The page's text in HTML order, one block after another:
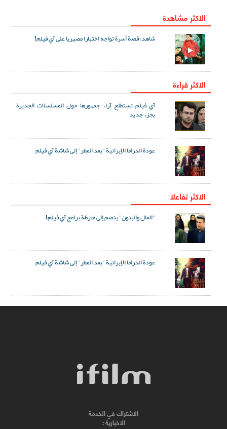
الاكثر مشاهدة
شاهد: قصة أسرة تواجه اختبارا مصيريا على آي فيلم!
الاكثر قراءة
آي فيلم تستطلع آراء جمهورها حول المسلسلات الجديرة
بجزء جديد
عودة الدراما الإيرانية "بعد المطر" إلى شاشة آي فيلم
الاکثر تفاعلا
"المال والبنون" ينضم إلى خارطة برامج آي فيلم!
عودة الدراما الإيرانية "بعد المطر" إلى شاشة آي فيلم
الاشتراك في الخدمة
الاخبارية :